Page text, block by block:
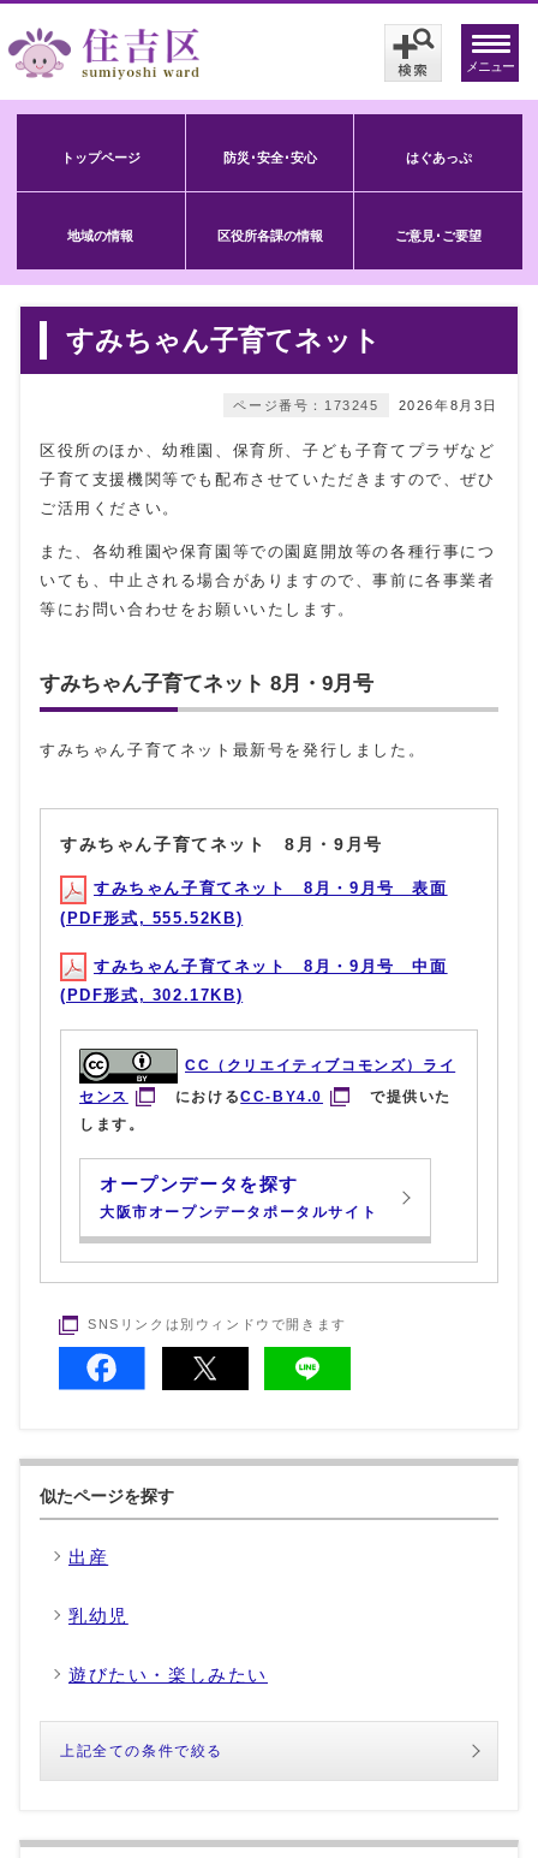
メニュー
トップページ 防災･安全･安心 はぐあっぷ
地域の情報 区役所各課の情報 ご意見･ご要望
すみちゃん子育てネット
2026年8月3日
ページ番号：173245
区役所のほか、幼稚園、保育所、子ども子育てプラザなど
子育て支援機関等でも配布させていただきますので、ぜひ
ご活用ください。
また、各幼稚園や保育園等での園庭開放等の各種行事につ
いても、中止される場合がありますので、事前に各事業者
等にお問い合わせをお願いいたします。
すみちゃん子育てネット 8月・9月号
すみちゃん子育てネット最新号を発行しました。
すみちゃん子育てネット 8月・9月号
すみちゃん子育てネット 8月・9月号 表面
(PDF形式, 555.52KB)
すみちゃん子育てネット 8月・9月号 中面
(PDF形式, 302.17KB)
CC（クリエイティブコモンズ）ライ
センス
におけるCC-BY4.0
で提供いた
します。
オープンデータを探す
大阪市オープンデータポータルサイト
SNSリンクは別ウィンドウで開きます
似たページを探す
出産
乳幼児
遊びたい・楽しみたい
上記全ての条件で絞る